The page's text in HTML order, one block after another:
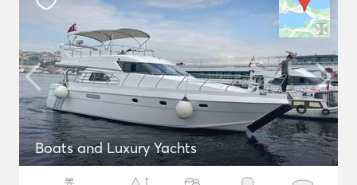
Boats and Luxury Yachts